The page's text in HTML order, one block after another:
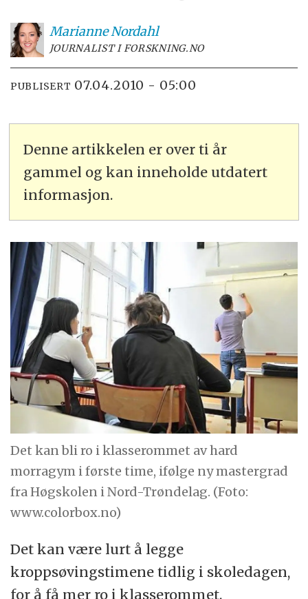
MarianneNordahl
JOURNALIST I FORSKNING.NO
PUBLISERT 07.04.2010 - 05:00
Denne artikkelen er over ti år
gammel og kan inneholde utdatert
informasjon.
Det kan bli ro i klasserommet av hard
morragym i første time, ifølge ny mastergrad
fra Høgskolen i Nord-Trøndelag. (Foto:
www.colorbox.no)
Det kan være lurt å legge
kroppsøvingstimene tidlig i skoledagen,
for å få mer ro i klasserommet.